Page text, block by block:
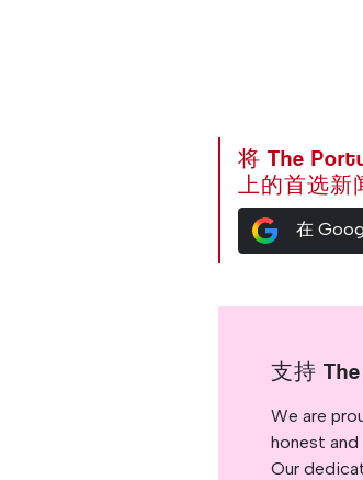
将 The
上的首选新
在
支持
We are
honest
Our